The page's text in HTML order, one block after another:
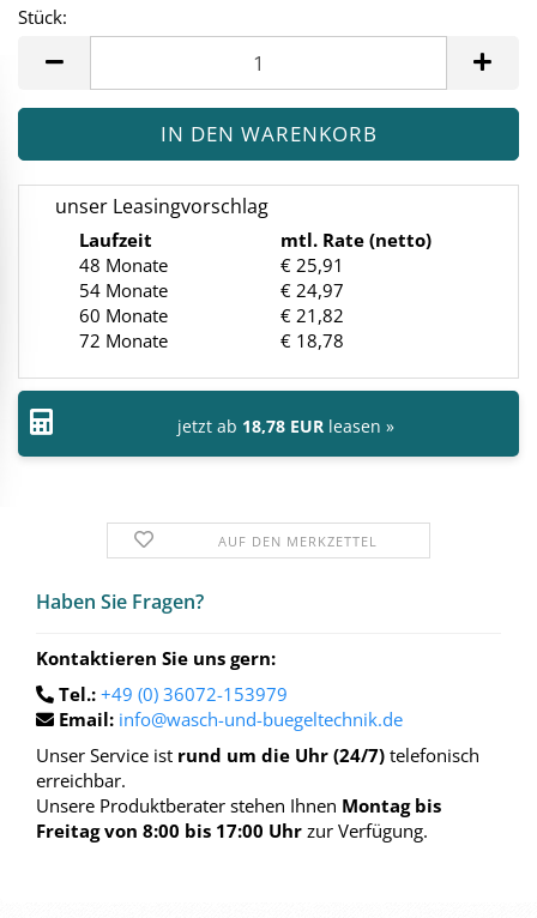
Stück:
unser Leasingvorschlag
Laufzeit
mtl. Rate (netto)
48 Monate
€ 25,91
54 Monate
€ 24,97
60 Monate
€ 21,82
72 Monate
€ 18,78
jetzt ab 18,78 EUR leasen »
AUF DEN MERKZETTEL
Haben Sie Fra­gen?
Kontaktieren Sie uns gern:
Tel.: +49 (0) 36072-153979
Email: info@wasch-und-buegeltechnik.de
Unser Service ist rund um die Uhr (24/7) telefonisch
erreichbar.
Unsere Produktberater stehen Ihnen Montag bis
Freitag von 8:00 bis 17:00 Uhr zur Verfügung.